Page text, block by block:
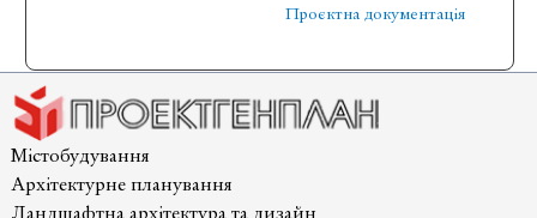
Проєктна документація
Містобудування
Архітектурне планування
Ландшафтна архітектура та дизайн